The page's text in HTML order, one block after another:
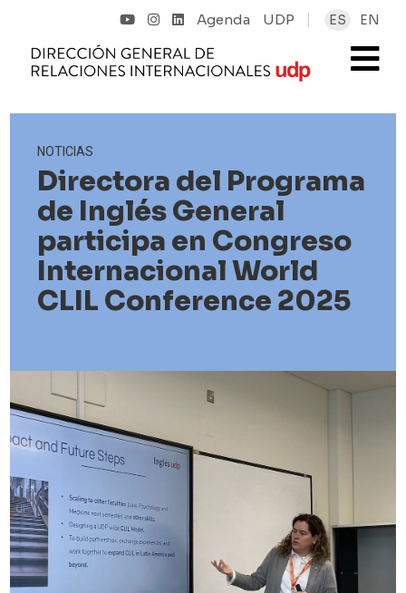
Agenda UDP ES EN
NOTICIAS
Directora del Programa
de Inglés General
participa en Congreso
Internacional World
CLIL Conference 2025